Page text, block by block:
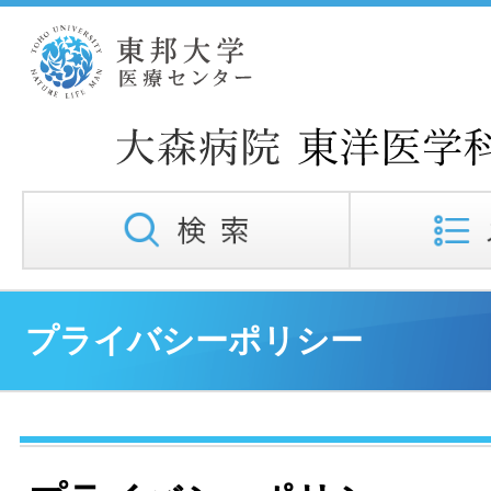
プライバシーポリシー